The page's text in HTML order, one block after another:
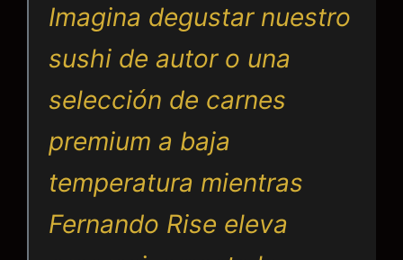
Imagina degustar nuestro
sushi de autor o una
selección de carnes
premium a baja
temperatura mientras
Fernando Rise eleva